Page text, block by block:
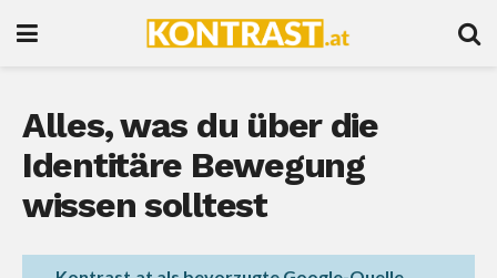
Alles, was du über die
Identitäre Bewegung
wissen solltest